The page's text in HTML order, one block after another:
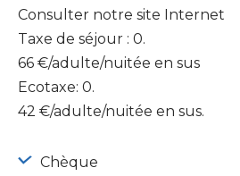
Consulter notre site Internet
Taxe de séjour : 0.
66 €/adulte/nuitée en sus
Ecotaxe: 0.
42 €/adulte/nuitée en sus.
Chèque